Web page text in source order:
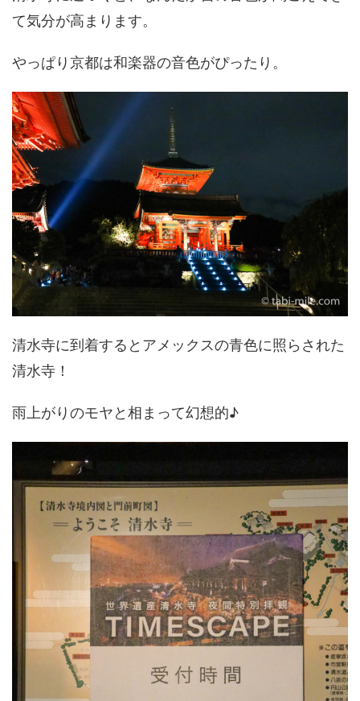
て気分が高まります。
やっぱり京都は和楽器の音色がぴったり。
清水寺に到着するとアメックスの青色に照らされた
清水寺！
雨上がりのモヤと相まって幻想的♪